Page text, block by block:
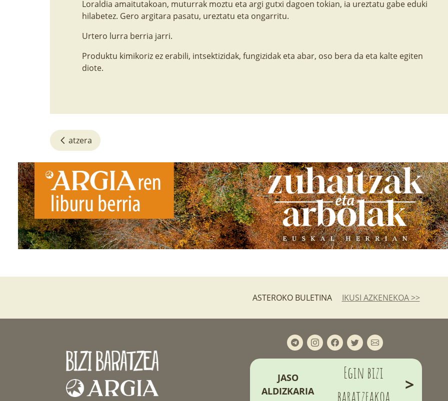
Loraldia amaitutakoan, muturrak moztu eta argi gutxi dagoen tokian, ia ureztatu gabe eduki
hilabetez. Gero argitara pasatu, ureztatu eta ongarritu.
Urtero lurra berria jarri.
Produktu kimikoriz ez erabili, intsektizidak, fungizidak eta abar, oso bera da eta kalte egiten
diote.
atzera
ASTEROKO BULETINA IKUSI AZKENEKOA >>
JASO
ALDIZKARIA
Egin bizi
baratzeakoa
>